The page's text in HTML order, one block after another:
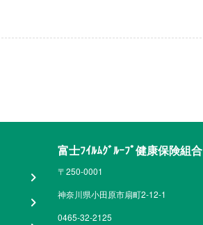
富士ﾌｲﾙﾑｸﾞﾙｰﾌﾟ健康保険組合
〒250-0001
神奈川県小田原市扇町2-12-1
0465-32-2125